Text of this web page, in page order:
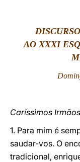
AO XXXI
Caríssimos
1. Para mim é
saudar-vos. O
tradicional,